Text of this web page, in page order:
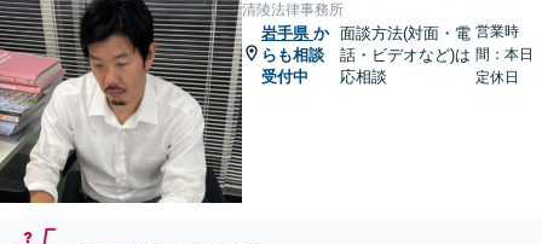
清陵法律事務所
岩手県 か
らも相談
受付中
面談方法(対面・電
話・ビデオなど)は
応相談
営業時
間：本日
定休日